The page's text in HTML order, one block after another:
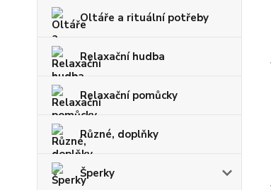
Oltáře a rituální potřeby
Relaxační hudba
Relaxační pomůcky
Různé, doplňky
Šperky